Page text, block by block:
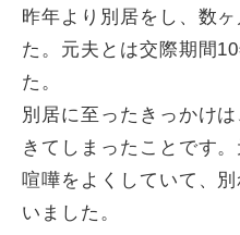
昨年より別居をし、数
た。元夫とは交際期間
た。
別居に至ったきっかけ
きてしまったことです
喧嘩をよくしていて、
いました。